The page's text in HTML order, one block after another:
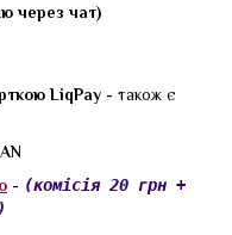
через чат)
LiqPay - також є
- (комісія 20 грн +